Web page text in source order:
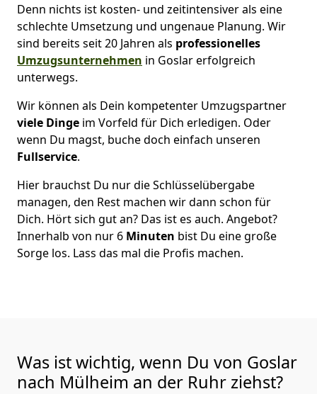
Denn nichts ist kosten- und zeitintensiver als eine
schlechte Umsetzung und ungenaue Planung. Wir
sind bereits seit 20 Jahren als professionelles
Umzugsunternehmen in Goslar erfolgreich
unterwegs.
Wir können als Dein kompetenter Umzugspartner
viele Dinge im Vorfeld für Dich erledigen. Oder
wenn Du magst, buche doch einfach unseren
Fullservice.
Hier brauchst Du nur die Schlüsselübergabe
managen, den Rest machen wir dann schon für
Dich. Hört sich gut an? Das ist es auch. Angebot?
Innerhalb von nur 6 Minuten bist Du eine große
Sorge los. Lass das mal die Profis machen.
Was ist wichtig, wenn Du von Goslar
nach Mülheim an der Ruhr ziehst?